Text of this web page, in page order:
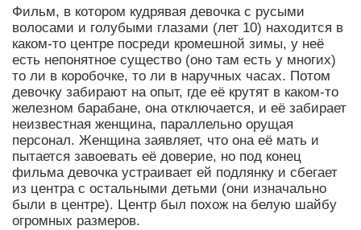
Фильм, в котором кудрявая девочка с русыми
волосами и голубыми глазами (лет 10) находится в
каком-то центре посреди кромешной зимы, у неё
есть непонятное существо (оно там есть у многих)
то ли в коробочке, то ли в наручных часах. Потом
девочку забирают на опыт, где её крутят в каком-то
железном барабане, она отключается, и её забирает
неизвестная женщина, параллельно орущая
персонал. Женщина заявляет, что она её мать и
пытается завоевать её доверие, но под конец
фильма девочка устраивает ей подлянку и сбегает
из центра с остальными детьми (они изначально
были в центре). Центр был похож на белую шайбу
огромных размеров.